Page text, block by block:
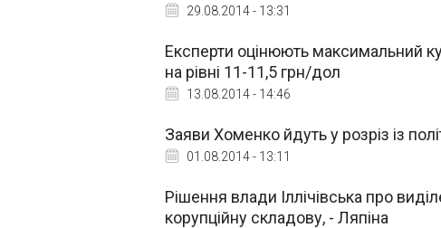
29.08.2014 - 13:31
Експерти оцінюють максимальний
на рівні 11-11,5 грн/дол
13.08.2014 - 14:46
Заяви Хоменко йдуть у розріз із
01.08.2014 - 13:11
Рішення влади Іллічівська про
корупційну складову, - Ляпіна